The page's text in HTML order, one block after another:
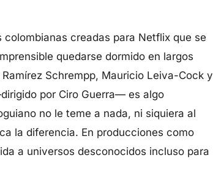
creadas para Netflix que se
quedarse dormido en largos
Schrempp, Mauricio Leiva-Cock y
por Ciro Guerra— es algo
no le teme a nada, ni siquiera al
la diferencia. En producciones como
a universos desconocidos incluso para